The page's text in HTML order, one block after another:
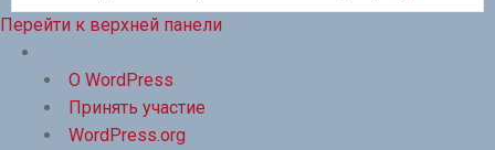
Перейти к верхней панели
WordPress
О WordPress
Принять участие
WordPress.org